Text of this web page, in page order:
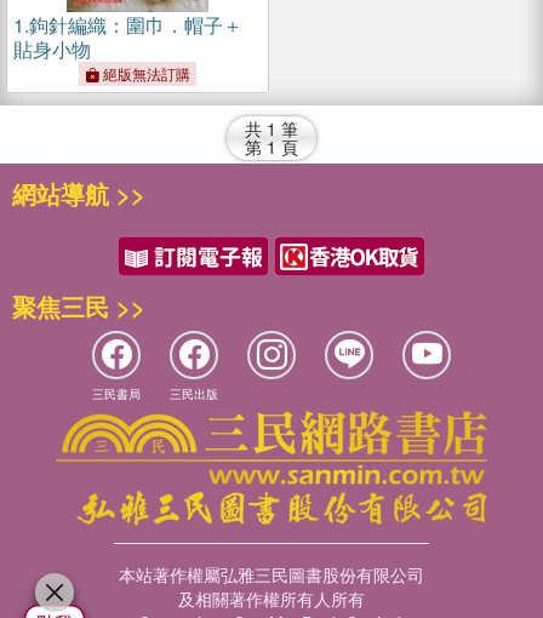
1.鉤針編織：圍巾．帽子＋
貼身小物
絕版無法訂購
共 1 筆
第 1 頁
網站導航 >>
聚焦三民 >>
三民書局 三民出版
本站著作權屬弘雅三民圖書股份有限公司
及相關著作權所有人所有